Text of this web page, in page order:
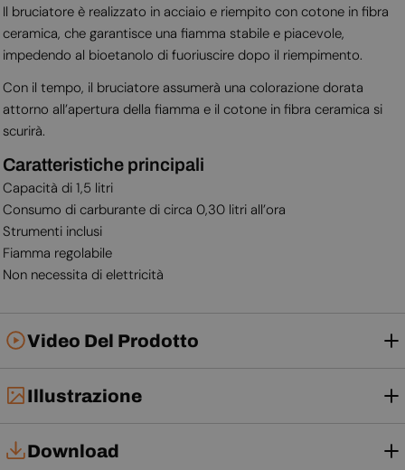
Il bruciatore è realizzato in acciaio e riempito con cotone in fibra
ceramica, che garantisce una fiamma stabile e piacevole,
impedendo al bioetanolo di fuoriuscire dopo il riempimento.
Con il tempo, il bruciatore assumerà una colorazione dorata
attorno all’apertura della fiamma e il cotone in fibra ceramica si
scurirà.
Caratteristiche principali
Capacità di 1,5 litri
Consumo di carburante di circa 0,30 litri all’ora
Strumenti inclusi
Fiamma regolabile
Non necessita di elettricità
Video Del Prodotto
Illustrazione
Download